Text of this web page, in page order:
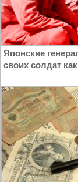
Японские
своих солдат